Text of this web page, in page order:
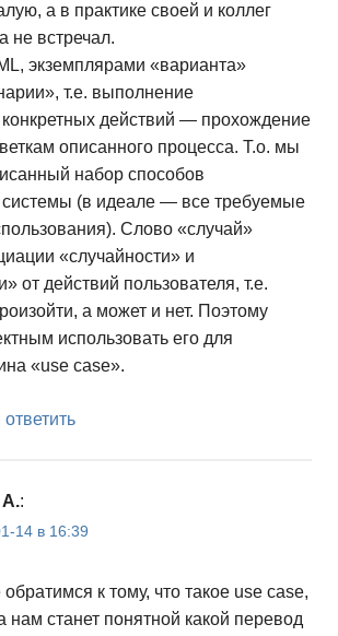
а в практике своей и коллег
не встречал.
экземплярами «варианта»
т.е. выполнение
конкретных действий — прохождение
описанного процесса. Т.о. мы
набор способов
системы (в идеале — все требуемые
Слово «случай»
«случайности» и
от действий пользователя, т.е.
а может и нет. Поэтому
использовать его для
«use case».
А.:
14 в 16:39
к тому, что такое use case,
нам станет понятной какой перевод